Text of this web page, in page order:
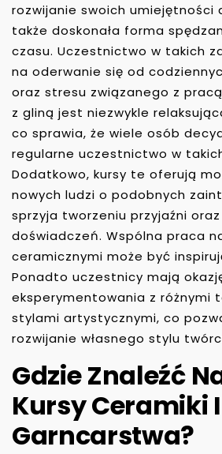
rozwijanie swoich umiejętności
także doskonała forma
czasu. Uczestnictwo w takich
na oderwanie się od
oraz stresu związanego z
z gliną jest niezwykle
co sprawia, że wiele osób
regularne uczestnictwo w
Dodatkowo, kursy te oferują
nowych ludzi o podobnych
sprzyja tworzeniu przyjaźni
doświadczeń. Wspólna praca
ceramicznymi może być
Ponadto uczestnicy mają
eksperymentowania z różnymi
stylami artystycznymi, co
rozwijanie własnego stylu
Gdzie Znaleźć
Kursy Ceramiki I
Garncarstwa?